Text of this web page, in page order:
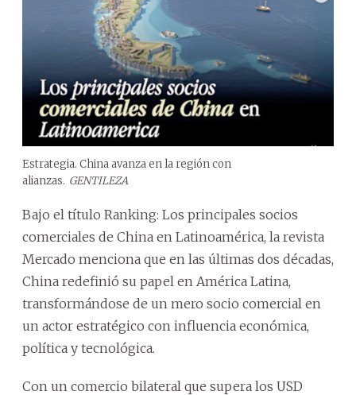
Estrategia. China avanza en la región con
alianzas. GENTILEZA
Bajo el título Ranking: Los principales socios
comerciales de China en Latinoamérica, la revista
Mercado menciona que en las últimas dos décadas,
China redefinió su papel en América Latina,
transformándose de un mero socio comercial en
un actor estratégico con influencia económica,
política y tecnológica.
Con un comercio bilateral que supera los USD